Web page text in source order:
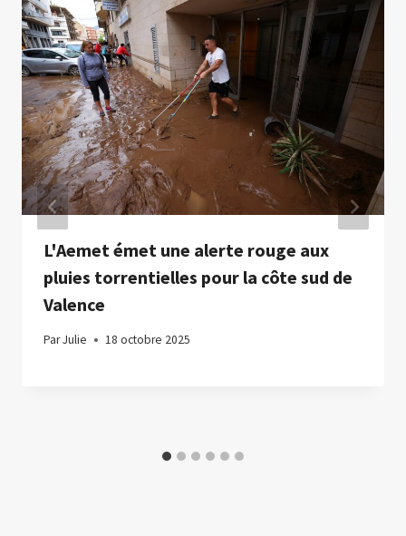
L'Aemet émet une alerte rouge aux
pluies torrentielles pour la côte sud de
Valence
ParJulie 18 octobre 2025